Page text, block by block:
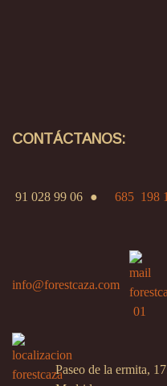
CONTÁCTANOS:
91 028 99 06 ● 685 198
info@forestcaza.com
Paseo de la ermita,